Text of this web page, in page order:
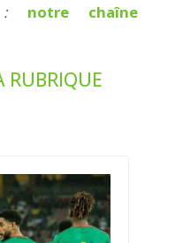
: notre chaîne
RUBRIQUE